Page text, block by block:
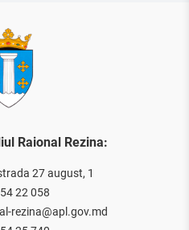
Raional Rezina:
27 august, 1
22 058
rezina@apl.gov.md